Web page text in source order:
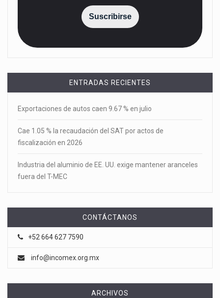
Suscribirse
ENTRADAS RECIENTES
Exportaciones de autos caen 9.67 % en julio
Cae 1.05 % la recaudación del SAT por actos de
fiscalización en 2026
Industria del aluminio de EE. UU. exige mantener aranceles
fuera del T-MEC
CONTÁCTANOS
+52 664 627 7590
info@incomex.org.mx
ARCHIVOS